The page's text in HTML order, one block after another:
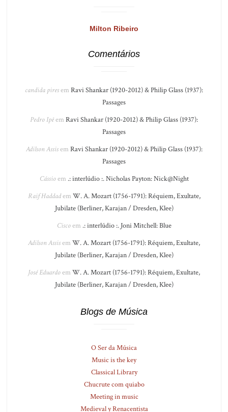
Milton Ribeiro
Comentários
candida piresem Ravi Shankar (1920-2012) & Philip Glass (1937):
Passages
Pedro Ipêem Ravi Shankar (1920-2012) & Philip Glass (1937):
Passages
Adilson Assisem Ravi Shankar (1920-2012) & Philip Glass (1937):
Passages
Cássioem .: interlúdio :. Nicholas Payton: Nick@Night
Raif Haddadem W. A. Mozart (1756-1791): Réquiem, Exultate,
Jubilate (Berliner, Karajan / Dresden, Klee)
Ciscoem .: interlúdio :. Joni Mitchell: Blue
Adilson Assisem W. A. Mozart (1756-1791): Réquiem, Exultate,
Jubilate (Berliner, Karajan / Dresden, Klee)
José Eduardoem W. A. Mozart (1756-1791): Réquiem, Exultate,
Jubilate (Berliner, Karajan / Dresden, Klee)
Blogs de Música
O Ser da Música
Music is the key
Classical Library
Chucrute com quiabo
Meeting in music
Medieval y Renacentista